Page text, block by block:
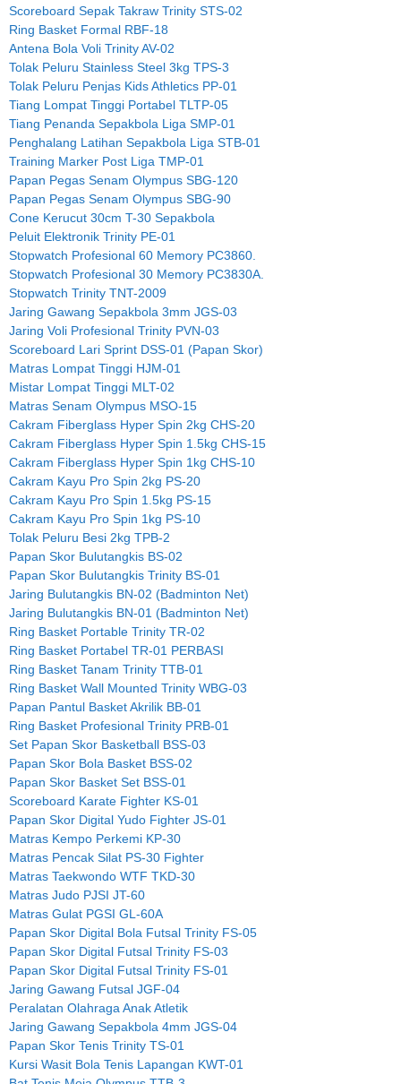
Scoreboard Sepak Takraw Trinity STS-02
Ring Basket Formal RBF-18
Antena Bola Voli Trinity AV-02
Tolak Peluru Stainless Steel 3kg TPS-3
Tolak Peluru Penjas Kids Athletics PP-01
Tiang Lompat Tinggi Portabel TLTP-05
Tiang Penanda Sepakbola Liga SMP-01
Penghalang Latihan Sepakbola Liga STB-01
Training Marker Post Liga TMP-01
Papan Pegas Senam Olympus SBG-120
Papan Pegas Senam Olympus SBG-90
Cone Kerucut 30cm T-30 Sepakbola
Peluit Elektronik Trinity PE-01
Stopwatch Profesional 60 Memory PC3860.
Stopwatch Profesional 30 Memory PC3830A.
Stopwatch Trinity TNT-2009
Jaring Gawang Sepakbola 3mm JGS-03
Jaring Voli Profesional Trinity PVN-03
Scoreboard Lari Sprint DSS-01 (Papan Skor)
Matras Lompat Tinggi HJM-01
Mistar Lompat Tinggi MLT-02
Matras Senam Olympus MSO-15
Cakram Fiberglass Hyper Spin 2kg CHS-20
Cakram Fiberglass Hyper Spin 1.5kg CHS-15
Cakram Fiberglass Hyper Spin 1kg CHS-10
Cakram Kayu Pro Spin 2kg PS-20
Cakram Kayu Pro Spin 1.5kg PS-15
Cakram Kayu Pro Spin 1kg PS-10
Tolak Peluru Besi 2kg TPB-2
Papan Skor Bulutangkis BS-02
Papan Skor Bulutangkis Trinity BS-01
Jaring Bulutangkis BN-02 (Badminton Net)
Jaring Bulutangkis BN-01 (Badminton Net)
Ring Basket Portable Trinity TR-02
Ring Basket Portabel TR-01 PERBASI
Ring Basket Tanam Trinity TTB-01
Ring Basket Wall Mounted Trinity WBG-03
Papan Pantul Basket Akrilik BB-01
Ring Basket Profesional Trinity PRB-01
Set Papan Skor Basketball BSS-03
Papan Skor Bola Basket BSS-02
Papan Skor Basket Set BSS-01
Scoreboard Karate Fighter KS-01
Papan Skor Digital Yudo Fighter JS-01
Matras Kempo Perkemi KP-30
Matras Pencak Silat PS-30 Fighter
Matras Taekwondo WTF TKD-30
Matras Judo PJSI JT-60
Matras Gulat PGSI GL-60A
Papan Skor Digital Bola Futsal Trinity FS-05
Papan Skor Digital Futsal Trinity FS-03
Papan Skor Digital Futsal Trinity FS-01
Jaring Gawang Futsal JGF-04
Peralatan Olahraga Anak Atletik
Jaring Gawang Sepakbola 4mm JGS-04
Papan Skor Tenis Trinity TS-01
Kursi Wasit Bola Tenis Lapangan KWT-01